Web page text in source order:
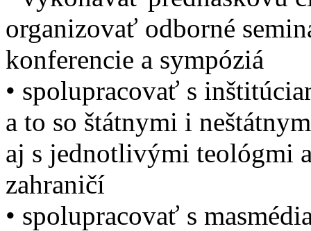
organizovať odborné
konferencie a sympóziá
• spolupracovať s
a to so štátnymi i
aj s jednotlivými teológmi
zahraničí
• spolupracovať s